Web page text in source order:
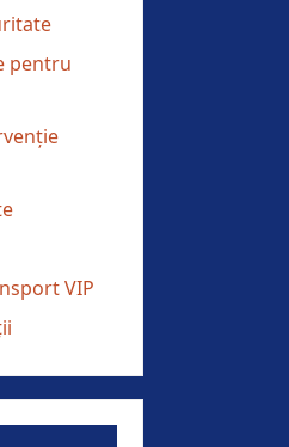
pentru
VIP